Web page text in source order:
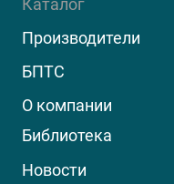
Каталог
Производители
БПТС
О компании
Библиотека
Новости